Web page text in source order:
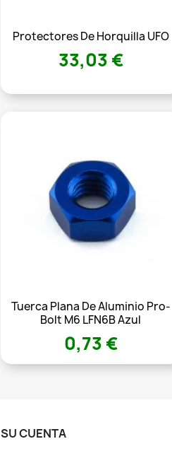
Protectores De Horquilla UFO
33,03 €
Tuerca Plana De Aluminio Pro-
Bolt M6 LFN6B Azul
0,73 €
SU CUENTA